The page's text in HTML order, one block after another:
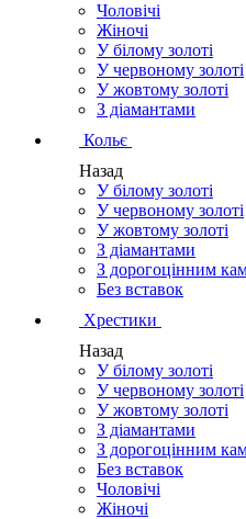
Чоловічі
Жіночі
У білому золоті
У червоному золоті
У жовтому золоті
З діамантами
Кольє
Назад
У білому золоті
У червоному золоті
У жовтому золоті
З діамантами
З дорогоцінним
Без вставок
Хрестики
Назад
У білому золоті
У червоному золоті
У жовтому золоті
З діамантами
З дорогоцінним
Без вставок
Чоловічі
Жіночі